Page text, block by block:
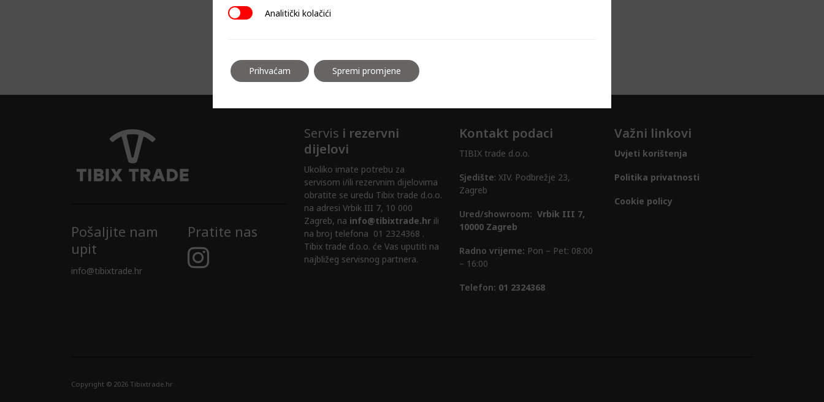
proizvod
varijanti.
se
odabrati
na
stranici
proizvoda
Pošaljite nam
upit
info@tibixtrade.hr
Pratite nas
Servis i rezervni
dijelovi
Ukoliko imate potrebu za
servisom i/ili rezervnim dijelovima
obratite se uredu Tibix trade d.o.o.
na adresi Vrbik III 7, 10 000
Zagreb, na info@tibixtrade.hrili
na broj telefona 01 2324368 .
Tibix trade d.o.o. će Vas uputiti na
najbližeg servisnog partnera.
Kontakt podaci
TIBIX trade d.o.o.
Sjedište: XIV. Podbrežje 23,
Zagreb
Ured/showroom: Vrbik III 7,
10000 Zagreb
Radno vrijeme: Pon – Pet: 08:00
– 16:00
Telefon: 01 2324368
Važni linkovi
Uvjeti korištenja
Politika privatnosti
Cookie policy
Copyright © 2026 Tibixtrade.hr
Analitički kolačići
Analitički kolačići
Prihvaćam Spremi promjene